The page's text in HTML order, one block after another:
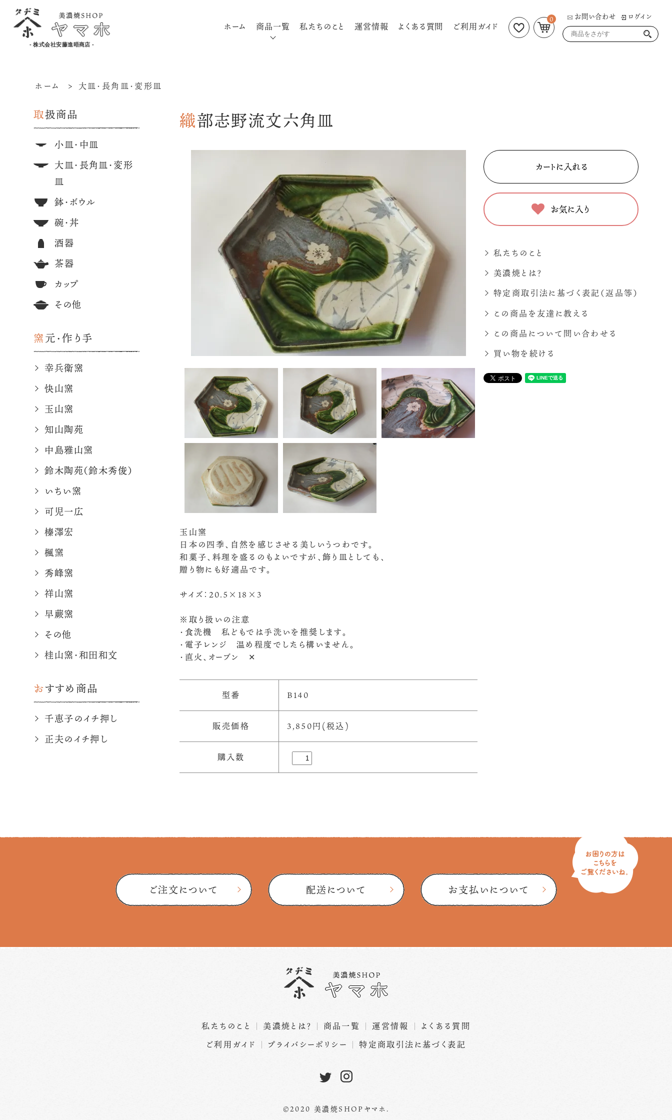
- 株式会社安藤進晤商店 -
ホーム 商品一覧 私たちのこと 運営情報 よくある質問 ご利用ガイド
0 お問い合わせ ログイン
ホーム > 大皿・長角皿・変形皿
取扱商品
小皿・中皿
大皿・長角皿・変形
皿
鉢・ボウル
碗・丼
酒器
茶器
カップ
その他
窯元・作り手
幸兵衛窯
快山窯
玉山窯
知山陶苑
中島雅山窯
鈴木陶苑（鈴木秀俊）
いちい窯
可児一広
榛澤宏
楓窯
秀峰窯
祥山窯
早蕨窯
その他
桂山窯・和田和文
おすすめ商品
千恵子のイチ押し
正夫のイチ押し
織部志野流文六角皿
玉山窯
日本の四季、自然を感じさせる美しいうつわです。
和菓子、料理を盛るのもよいですが、飾り皿としても、
贈り物にも好適品です。
サイズ：20.5×18×3
※取り扱いの注意
・食洗機 私どもでは手洗いを推奨します。
・電子レンジ 温め程度でしたら構いません。
・直火、オーブン ✕
型番 B140
販売価格 3,850円(税込)
購入数
お気に入り
私たちのこと
美濃焼とは？
特定商取引法に基づく表記（返品等）
この商品を友達に教える
この商品について問い合わせる
買い物を続ける
ご注文について 配送について お支払いについて
私たちのこと 美濃焼とは？ 商品一覧 運営情報
よくある質問
ご利用ガイド
プライバシーポリシー 特定商取引法に基づく表記
©2020 美濃焼SHOPヤマホ.